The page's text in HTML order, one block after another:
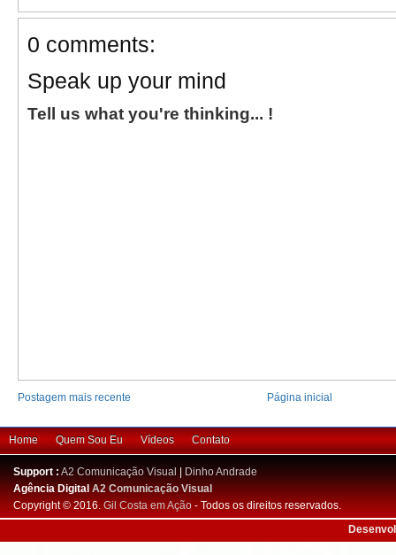
0 comments:
Speak up your mind
Tell us what you're thinking... !
Postagem mais recente Página inicial
Home Quem Sou Eu Vídeos Contato
Support : A2 Comunicação Visual
Dinho Andrade
Agência DigitalA2 Comunicação Visual
Copyright © 2016. Gil Costa em Ação - Todos os direitos reservados.